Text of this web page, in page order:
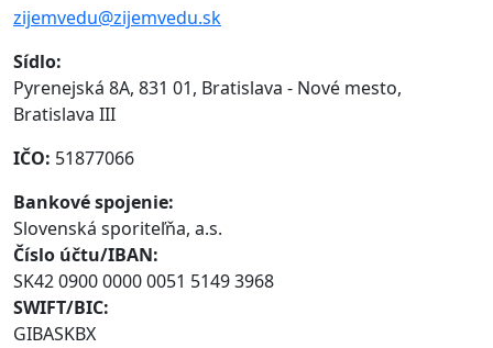
zijemvedu@zijemvedu.sk
Sídlo:
Pyrenejská 8A, 831 01, Bratislava - Nové mesto,
Bratislava III
IČO: 51877066
Bankové spojenie:
Slovenská sporiteľňa, a.s.
Číslo účtu/IBAN:
SK42 0900 0000 0051 5149 3968
SWIFT/BIC:
GIBASKBX